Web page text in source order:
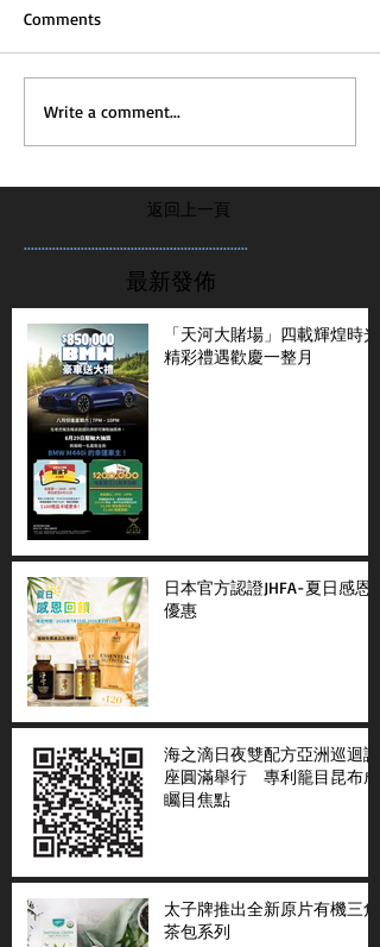
Comments
Write a comment...
返回上一頁
...............................................................
最新發佈
「天河大賭場」四載輝煌時光
精彩禮遇歡慶一整月
日本官方認證JHFA-夏日感恩
優惠
海之滴日夜雙配方亞洲巡迴講
座圓滿舉行 專利籠目昆布成
矚目焦點
太子牌推出全新原片有機三角
茶包系列